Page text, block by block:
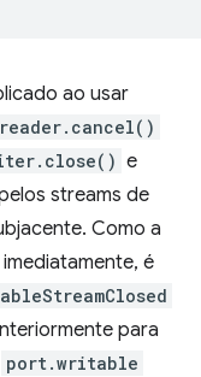
ao usar
reader.cancel()
e
streams de
Como a
é
para
port.writable